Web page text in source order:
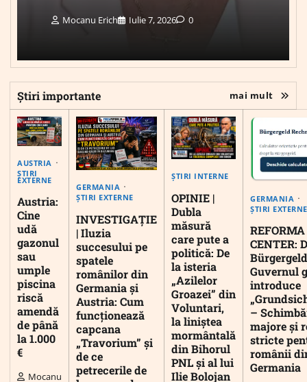
Mocanu Erich Iulie 7, 2026 0
Știri importante mai mult
AUSTRIA
ȘTIRI
EXTERNE
Austria:
Cine
udă
gazonul
sau
umple
piscina
riscă
amendă
de până
la 1.000
€
Mocanu
GERMANIA
ȘTIRI EXTERNE
INVESTIGAȚIE
| Iluzia
succesului pe
spatele
românilor din
Germania și
Austria: Cum
funcționează
capcana
„Travorium” și
de ce
petrecerile de
ȘTIRI INTERNE
OPINIE |
Dubla
măsură
care pute a
politică: De
la isteria
„Azilelor
Groazei” din
Voluntari,
la liniștea
mormântală
din Bihorul
PNL și al lui
Ilie Bolojan
GERMANIA
ȘTIRI EXTERNE
CENTER:
Guvernul
introduce
–
majore și
stricte
românii
Germania